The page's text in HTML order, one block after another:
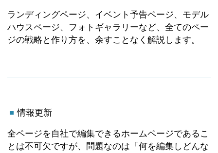
ランディングページ、イベント予告ページ、モデル
ハウスページ、フォトギャラリーなど、全てのペー
ジの戦略と作り方を、余すことなく解説します。
情報更新
全ページを自社で編集できるホームページであるこ
とは不可欠ですが、問題なのは「何を編集しどんな